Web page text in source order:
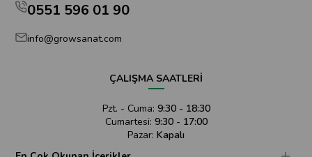
0551 596 01 90
info@growsanat.com
ÇALIŞMA SAATLERİ
Pzt. - Cuma: 9:30 - 18:30
Cumartesi: 9:30 - 17:00
Pazar: Kapalı